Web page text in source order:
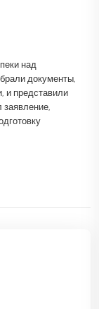
над
документы,
и представили
заявление,